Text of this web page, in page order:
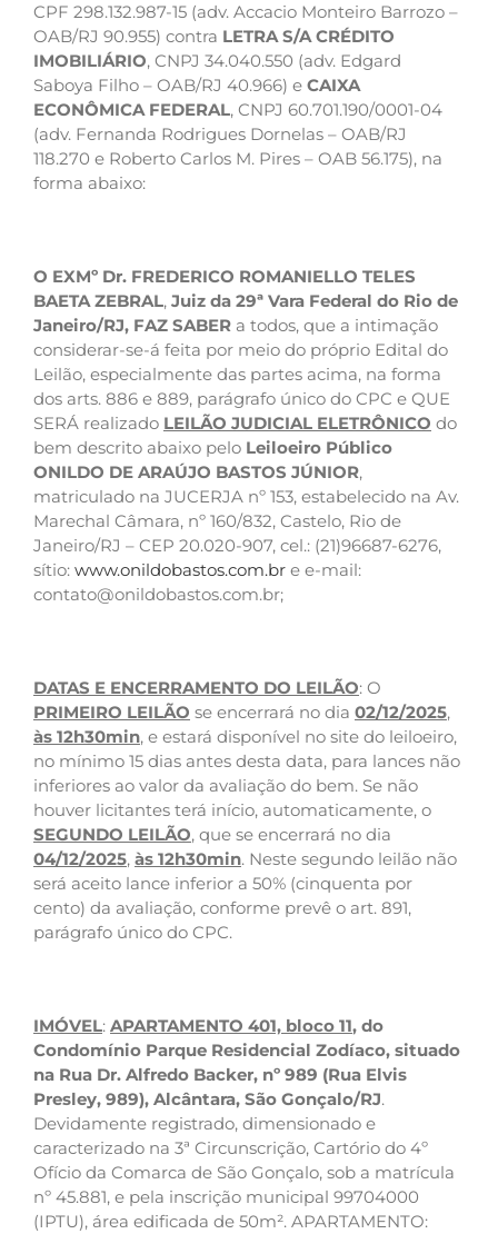
CPF 298.132.987-15 (adv. Accacio Monteiro Barrozo –
OAB/RJ 90.955) contra LETRA S/A CRÉDITO
IMOBILIÁRIO, CNPJ 34.040.550 (adv. Edgard
Saboya Filho – OAB/RJ 40.966) e CAIXA
ECONÔMICA FEDERAL, CNPJ 60.701.190/0001-04
(adv. Fernanda Rodrigues Dornelas – OAB/RJ
118.270 e Roberto Carlos M. Pires – OAB 56.175), na
forma abaixo:
O EXMº Dr. FREDERICO ROMANIELLO TELES
BAETA ZEBRAL, Juiz da 29ª Vara Federal do Rio de
Janeiro/RJ, FAZ SABER a todos, que a intimação
considerar-se-á feita por meio do próprio Edital do
Leilão, especialmente das partes acima, na forma
dos arts. 886 e 889, parágrafo único do CPC e QUE
SERÁ realizado LEILÃO JUDICIAL ELETRÔNICO do
bem descrito abaixo pelo Leiloeiro Público
ONILDO DE ARAÚJO BASTOS JÚNIOR,
matriculado na JUCERJA nº 153, estabelecido na Av.
Marechal Câmara, nº 160/832, Castelo, Rio de
Janeiro/RJ – CEP 20.020-907, cel.: (21)96687-6276,
sítio: www.onildobastos.com.br e e-mail:
contato@onildobastos.com.br;
DATAS E ENCERRAMENTO DO LEILÃO: O
PRIMEIRO LEILÃO se encerrará no dia 02/12/2025,
às 12h30min, e estará disponível no site do leiloeiro,
no mínimo 15 dias antes desta data, para lances não
inferiores ao valor da avaliação do bem. Se não
houver licitantes terá início, automaticamente, o
SEGUNDO LEILÃO, que se encerrará no dia
04/12/2025, às 12h30min. Neste segundo leilão não
será aceito lance inferior a 50% (cinquenta por
cento) da avaliação, conforme prevê o art. 891,
parágrafo único do CPC.
IMÓVEL: APARTAMENTO 401, bloco 11, do
Condomínio Parque Residencial Zodíaco, situado
na Rua Dr. Alfredo Backer, nº 989 (Rua Elvis
Presley, 989), Alcântara, São Gonçalo/RJ.
Devidamente registrado, dimensionado e
caracterizado na 3ª Circunscrição, Cartório do 4º
Ofício da Comarca de São Gonçalo, sob a matrícula
nº 45.881, e pela inscrição municipal 99704000
(IPTU), área edificada de 50m². APARTAMENTO: